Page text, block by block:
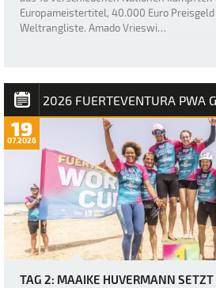
Europameistertitel, 40.000 Euro
Weltrangliste. Amado Vrieswi…
2026 FUERTEVENTURA PWA
19
07.2026
TAG 2: MAAIKE HUVERMANN